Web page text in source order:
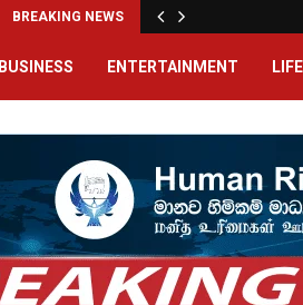
BREAKING NEWS
BUSINESS ENTERTAINMENT LIFE